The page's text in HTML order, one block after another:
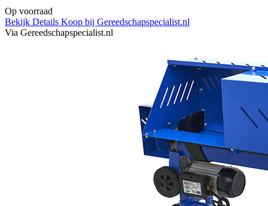
Op voorraad
Bekijk Details Koop bij Gereedschapspecialist.nl
Via Gereedschapspecialist.nl